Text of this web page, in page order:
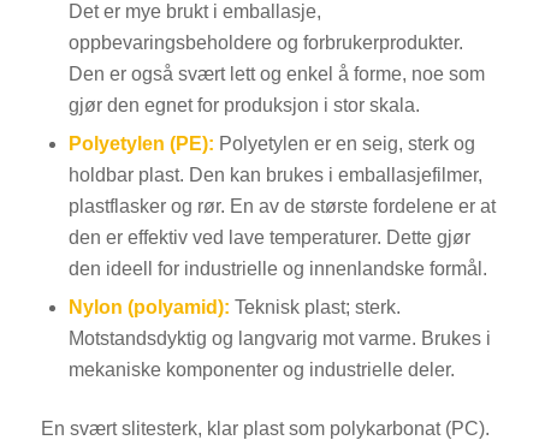
Det er mye brukt i emballasje,
oppbevaringsbeholdere og forbrukerprodukter.
Den er også svært lett og enkel å forme, noe som
gjør den egnet for produksjon i stor skala.
Polyetylen (PE): Polyetylen er en seig, sterk og
holdbar plast. Den kan brukes i emballasjefilmer,
plastflasker og rør. En av de største fordelene er at
den er effektiv ved lave temperaturer. Dette gjør
den ideell for industrielle og innenlandske formål.
Nylon (polyamid): Teknisk plast; sterk.
Motstandsdyktig og langvarig mot varme. Brukes i
mekaniske komponenter og industrielle deler.
En svært slitesterk, klar plast som polykarbonat (PC).